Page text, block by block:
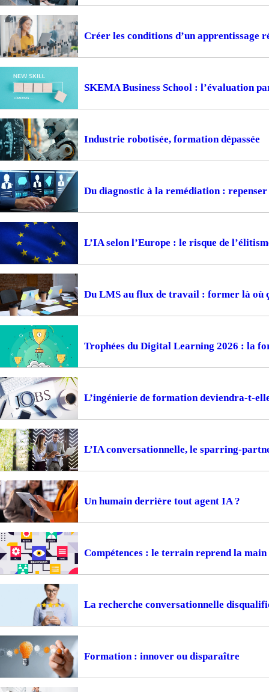
Créer les conditions d’un apprentissage
SKEMA Business School : l’évaluation
Industrie robotisée, formation dépassée
Du diagnostic à la remédiation :
L’IA selon l’Europe : le risque de
Du LMS au flux de travail : former là où
Trophées du Digital Learning 2026 : la
L’ingénierie de formation deviendra-t-
L’IA conversationnelle, le sparring-
Un humain derrière tout agent IA ?
Compétences : le terrain reprend la main
La recherche conversationnelle
Formation : innover ou disparaître